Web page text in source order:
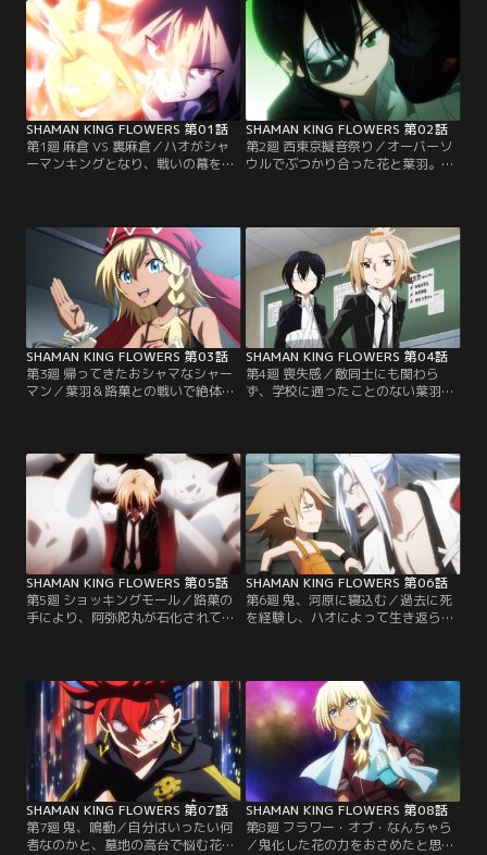
SHAMAN KING FLOWERS 第01話
第1廻 麻倉 VS 裏麻倉／ハオがシャ
ーマンキングとなり、戦いの幕を閉
親の才を受け継ぎ、シャーマンの力
を使いこなすも、養母のたまおから
力を制限するよう言われ、鬱屈した
日々を送っていた。しかし、裏麻倉
家の次期当主を名乗る葉羽が現れ、
その日常が一変。【提供：バンダイ
チャンネル】
SHAMAN KING FLOWERS 第02話
第2廻 西東京擬音祭り／オーバーソ
ウルでぶつかり合った花と葉羽。こ
や自身と似た境遇を感じる。そんな
中、今度は葉羽の姉・路菓が花の前
に現れる。そのオーバーソウルは驚
くべき形態を持つものだった。【提
供：バンダイチャンネル】
SHAMAN KING FLOWERS 第03話
第3廻 帰ってきたおシャマなシャー
マン／葉羽＆路菓との戦いで絶体絶
のもとにやって来た理由は、これか
ら起こる戦いのためだと言い……。
そんな中、花が通う森羅学園に転校
生として葉羽が入学してくる。【提
供：バンダイチャンネル】
SHAMAN KING FLOWERS 第04話
第4廻 喪失感／敵同士にも関わら
ず、学校に通ったことのない葉羽に
いた葉羽は、花にも友達がいないと
わかり、勝手に「友達一号」を名乗
る。再び刃を交える時まで平穏に過
ごそうと決めた最中、2人の前に新
たな転校生が現れ……！？【提供：
バンダイチャンネル】
SHAMAN KING FLOWERS 第05話
第5廻 ショッキングモール／路菓の
手により、阿弥陀丸が石化されてし
まう。竜次を使い、そのまま花の息
の根まで止めようとする路菓。その
様子を見て姉が何かに操られている
と悟った葉羽は、彼女のオーバーソ
ウルを解除しようとするのだ
が……。【提供：バンダイチャンネ
ル】
SHAMAN KING FLOWERS 第06話
第6廻 鬼、河原に寝込む／過去に死
を経験し、ハオによって生き返らせ
るとその力が発動するようになって
いた。その事実を知り、落ち込む
花。阿弥陀丸がいないと何もできな
いとわかり、自身の無力さを痛感す
る。【提供：バンダイチャンネル】
SHAMAN KING FLOWERS 第07話
第7廻 鬼、鳴動／自分はいったい何
者なのかと、墓地の高台で悩む花。
SHAMAN KING FLOWERS 第08話
第8廻 フラワー・オブ・なんちゃら
／鬼化した花の力をおさめたと思っ